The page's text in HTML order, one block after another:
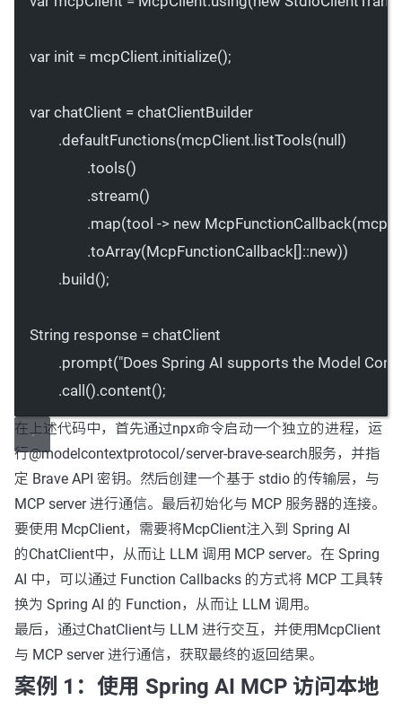
var init = mcpClient.initialize();
var chatClient = chatClientBuilder
.defaultFunctions(mcpClient.listTools(null)
.tools()
.stream()
.map(tool -> new McpFunctionCallback
.toArray(McpFunctionCallback[] ::new))
.build();
String response = chatClient
.prompt("Does Spring AI supports the Model
.call().content();
在上述代码中，首先通过npx命令启动一个独立的进程，运
行@modelcontextprotocol/server-brave-search服务，并指
定 Brave API 密钥。然后创建一个基于 stdio 的传输层，与
MCP server 进行通信。最后初始化与 MCP 服务器的连接。
要使用 McpClient，需要将McpClient注入到 Spring AI
的ChatClient中，从而让 LLM 调用 MCP server。在 Spring
AI 中，可以通过 Function Callbacks 的方式将 MCP 工具转
换为 Spring AI 的 Function，从而让 LLM 调用。
最后，通过ChatClient与 LLM 进行交互，并使用McpClient
与 MCP server 进行通信，获取最终的返回结果。
案例 1：使用 Spring AI MCP 访问本地